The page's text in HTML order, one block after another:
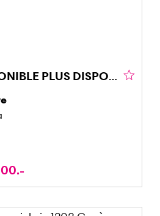
PLUS DISPONIBLE PLUS DISPONIBLE